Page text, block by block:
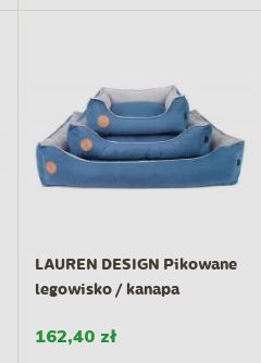
LAUREN DESIGN Pikowane
legowisko / kanapa
162,40 zł